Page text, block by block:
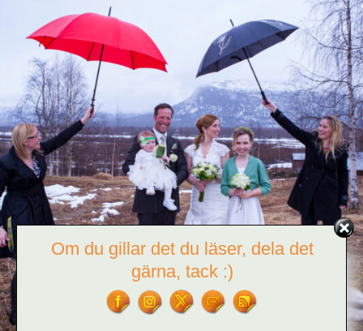
Om du gillar det du läser, dela det
gärna, tack :)